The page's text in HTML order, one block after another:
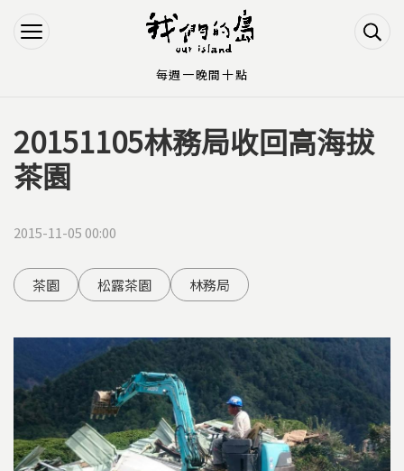
Jump to Navigation
Jump to Main content
您在這裡
20151105林務局收回高海拔
茶園
2015-11-05 00:00
茶園 松露茶園 林務局
每週一晚間十點